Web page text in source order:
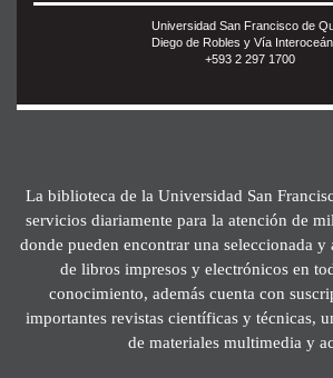
Universidad San Francisco de
Diego de Robles y Vía
+593 2 297 1700
La biblioteca de la Universidad San
servicios diariamente para la atención de
donde pueden encontrar una seleccionada
de libros impresos y electrónicos en
conocimiento, además cuenta con
importantes revistas científicas y técnicas,
de materiales multimedia y